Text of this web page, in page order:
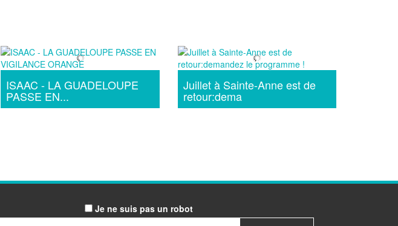
ISAAC - LA GUADELOUPE
PASSE EN...
Juillet à Sainte-Anne est de
retour:dema
Je ne suis pas un robot